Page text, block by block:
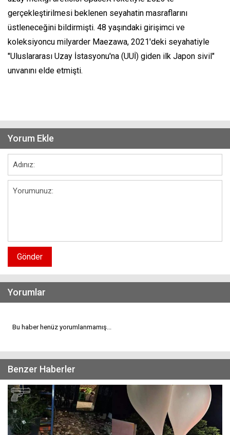
gerçekleştirilmesi beklenen seyahatin masraflarını
üstleneceğini bildirmişti. 48 yaşındaki girişimci ve
koleksiyoncu milyarder Maezawa, 2021'deki seyahatiyle
"Uluslararası Uzay İstasyonu'na (UUİ) giden ilk Japon sivil"
unvanını elde etmişti.
Yorum Ekle
Gönder
Yorumlar
Bu haber henüz yorumlanmamış...
Benzer Haberler